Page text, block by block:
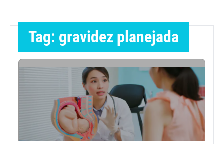
Obesidade
Destaque
Vida Saudável
Saúde da mulher
Tag: gravidez planejada